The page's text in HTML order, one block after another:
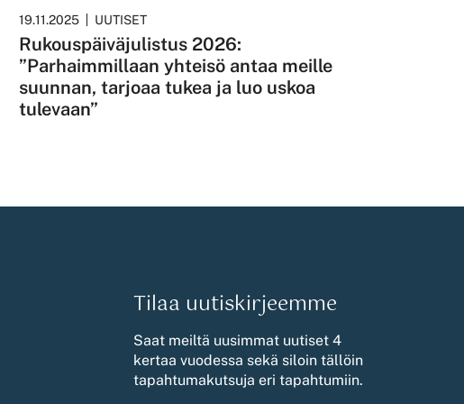
19.11.2025 UUTISET
Rukouspäiväjulistus 2026:
”Parhaimmillaan yhteisö antaa meille
suunnan, tarjoaa tukea ja luo uskoa
tulevaan”
Tilaa uutiskirjeemme
Saat meiltä uusimmat uutiset 4
kertaa vuodessa sekä siloin tällöin
tapahtumakutsuja eri tapahtumiin.